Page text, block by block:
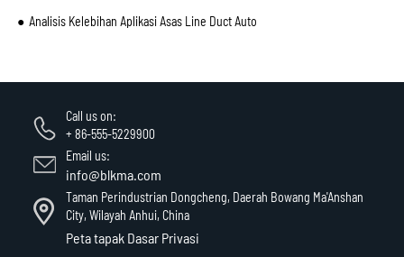
Analisis Kelebihan Aplikasi Asas Line Duct Auto
Call us on:
+ 86-555-5229900
Email us:
info@blkma.com
Taman Perindustrian Dongcheng, Daerah Bowang Ma'Anshan
City, Wilayah Anhui, China
Peta tapak Dasar Privasi